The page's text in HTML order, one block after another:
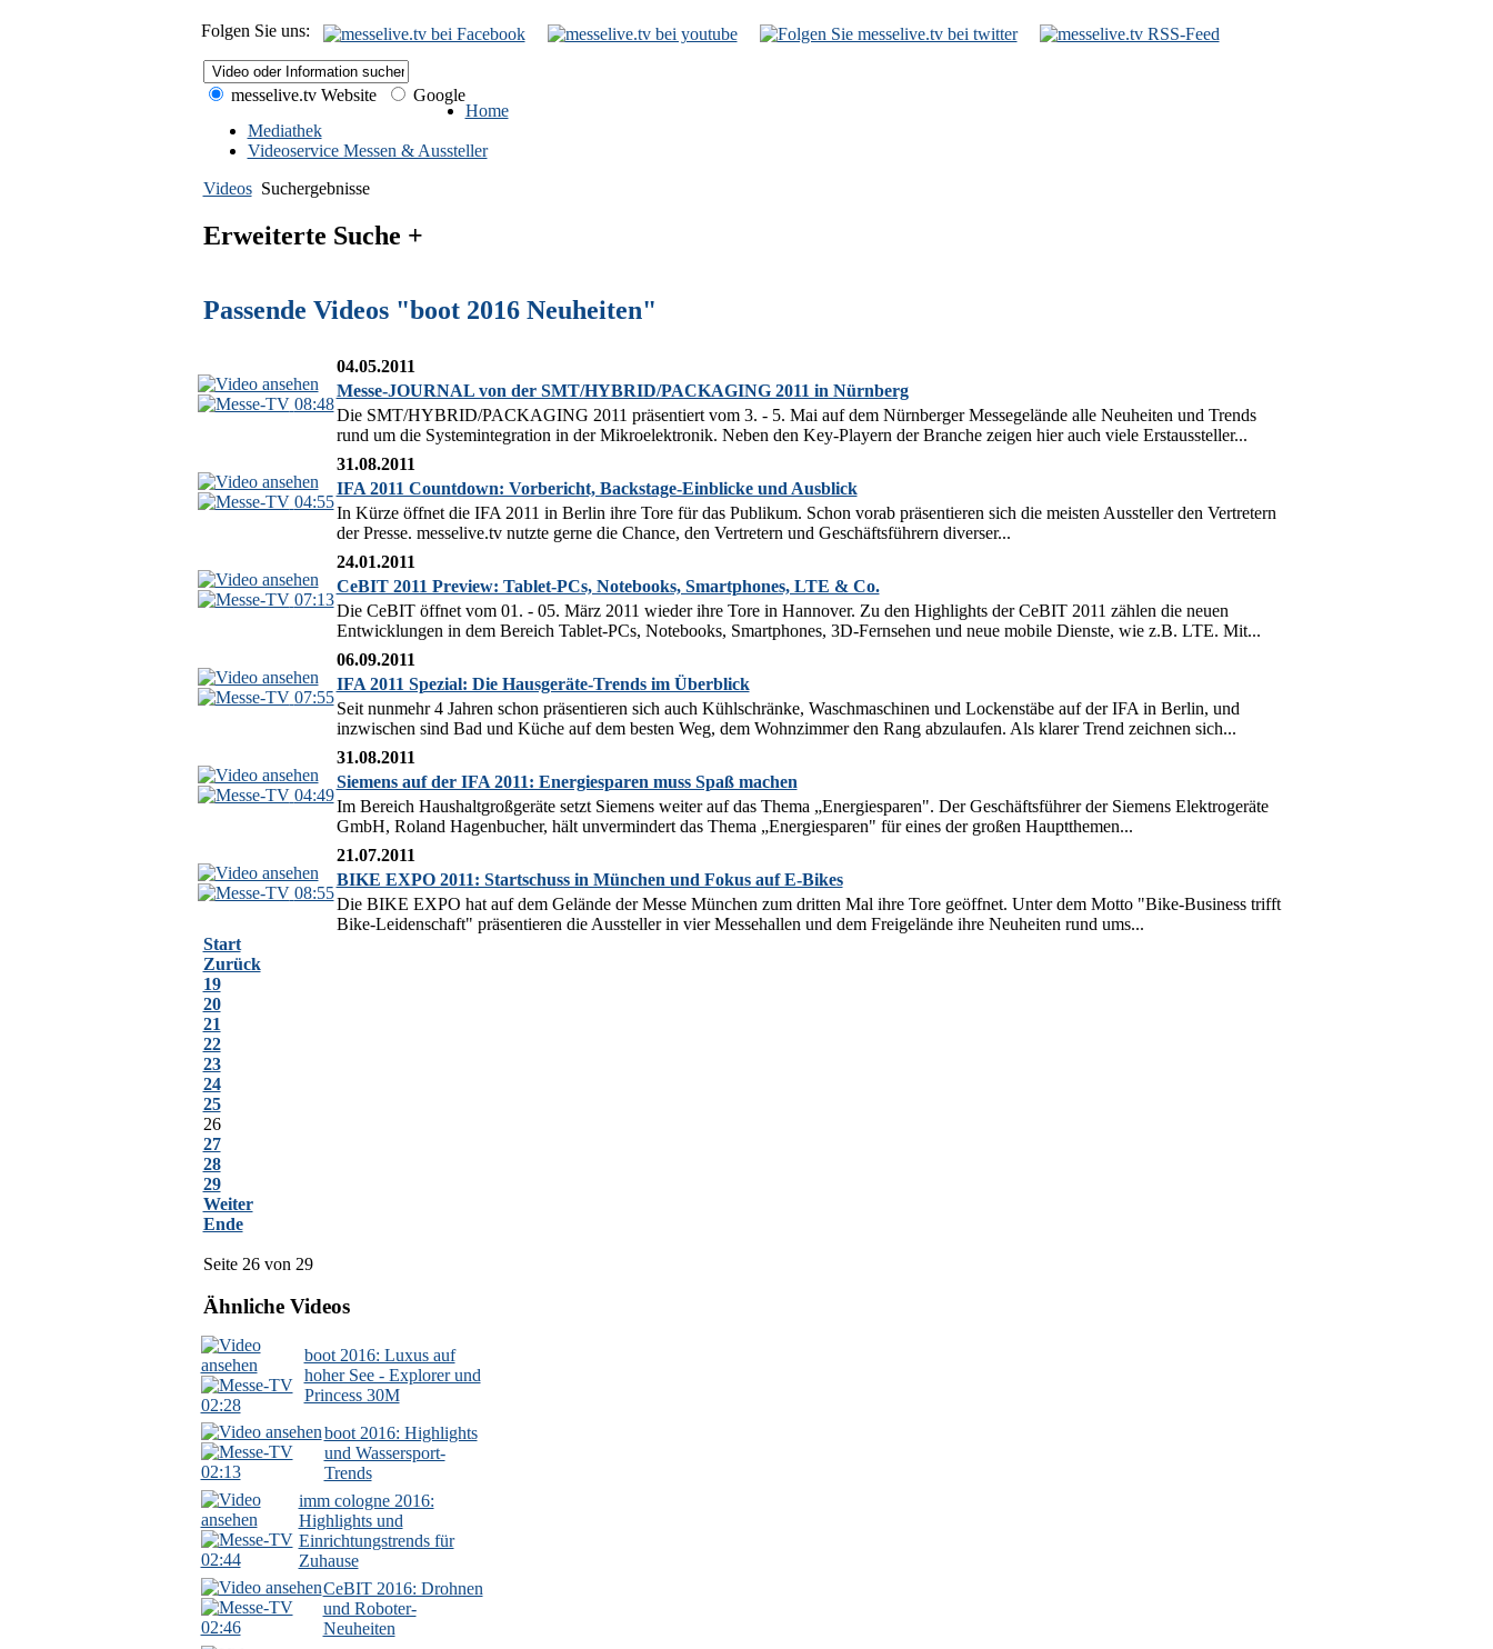
Folgen Sie uns:
messelive.tv Website
Google
Home
Mediathek
Videoservice Messen & Aussteller
Videos Suchergebnisse
Erweiterte Suche +
Passende Videos "boot 2016 Neuheiten"
08:48
04.05.2011
Messe-JOURNAL von der SMT/HYBRID/PACKAGING 2011 in Nürnberg
Die SMT/HYBRID/PACKAGING 2011 präsentiert vom 3. - 5. Mai auf dem Nürnberger Messegelände alle Neuheiten und Trends
rund um die Systemintegration in der Mikroelektronik. Neben den Key-Playern der Branche zeigen hier auch viele Erstaussteller...
04:55
31.08.2011
IFA 2011 Countdown: Vorbericht, Backstage-Einblicke und Ausblick
In Kürze öffnet die IFA 2011 in Berlin ihre Tore für das Publikum. Schon vorab präsentieren sich die meisten Aussteller den Vertretern
der Presse. messelive.tv nutzte gerne die Chance, den Vertretern und Geschäftsführern diverser...
07:13
24.01.2011
CeBIT 2011 Preview: Tablet-PCs, Notebooks, Smartphones, LTE & Co.
Die CeBIT öffnet vom 01. - 05. März 2011 wieder ihre Tore in Hannover. Zu den Highlights der CeBIT 2011 zählen die neuen
Entwicklungen in dem Bereich Tablet-PCs, Notebooks, Smartphones, 3D-Fernsehen und neue mobile Dienste, wie z.B. LTE. Mit...
07:55
06.09.2011
IFA 2011 Spezial: Die Hausgeräte-Trends im Überblick
Seit nunmehr 4 Jahren schon präsentieren sich auch Kühlschränke, Waschmaschinen und Lockenstäbe auf der IFA in Berlin, und
inzwischen sind Bad und Küche auf dem besten Weg, dem Wohnzimmer den Rang abzulaufen. Als klarer Trend zeichnen sich...
04:49
31.08.2011
Siemens auf der IFA 2011: Energiesparen muss Spaß machen
Im Bereich Haushaltgroßgeräte setzt Siemens weiter auf das Thema „Energiesparen". Der Geschäftsführer der Siemens Elektrogeräte
GmbH, Roland Hagenbucher, hält unvermindert das Thema „Energiesparen" für eines der großen Hauptthemen...
08:55
21.07.2011
BIKE EXPO 2011: Startschuss in München und Fokus auf E-Bikes
Die BIKE EXPO hat auf dem Gelände der Messe München zum dritten Mal ihre Tore geöffnet. Unter dem Motto "Bike-Business trifft
Bike-Leidenschaft" präsentieren die Aussteller in vier Messehallen und dem Freigelände ihre Neuheiten rund ums...
Start
Zurück
19
20
21
22
23
24
25
26
27
28
29
Weiter
Ende
Seite 26 von 29
Ähnliche Videos
02:28
boot 2016: Luxus auf
hoher See - Explorer und
Princess 30M
02:13
boot 2016: Highlights
und Wassersport-
Trends
02:44
imm cologne 2016:
Highlights und
Einrichtungstrends für
Zuhause
02:46
CeBIT 2016: Drohnen
und Roboter-
Neuheiten